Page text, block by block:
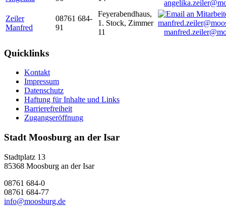
Zeiler
Manfred
08761 684-
91
Feyerabendhaus,
1. Stock, Zimmer
11
Quicklinks
Kontakt
Impressum
Datenschutz
Haftung für Inhalte und Links
Barrierefreiheit
Zugangseröffnung
Stadt Moosburg an der Isar
Stadtplatz 13
85368 Moosburg an der Isar
08761 684-0
08761 684-77
info@moosburg.de